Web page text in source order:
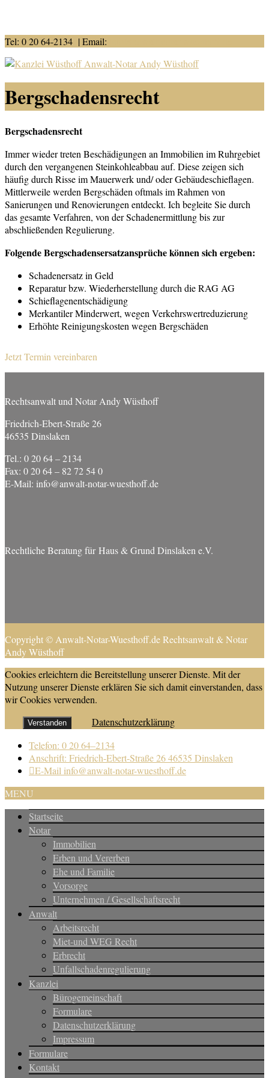
Tel: 0 20 64-2134 | Email:
Bergschadensrecht
Bergschadensrecht
Immer wieder treten Beschädigungen an Immobilien im Ruhrgebiet
durch den vergangenen Steinkohleabbau auf. Diese zeigen sich
häufig durch Risse im Mauerwerk und/ oder Gebäudeschieflagen.
Mittlerweile werden Bergschäden oftmals im Rahmen von
Sanierungen und Renovierungen entdeckt. Ich begleite Sie durch
das gesamte Verfahren, von der Schadenermittlung bis zur
abschließenden Regulierung.
Folgende Bergschadensersatzansprüche können sich ergeben:
Schadenersatz in Geld
Reparatur bzw. Wiederherstellung durch die RAG AG
Schieflagenentschädigung
Merkantiler Minderwert, wegen Verkehrswertreduzierung
Erhöhte Reinigungskosten wegen Bergschäden
Jetzt Termin vereinbaren
Rechtsanwalt und Notar Andy Wüsthoff
Friedrich-Ebert-Straße 26
46535 Dinslaken
Tel.: 0 20 64 – 2134
Fax: 0 20 64 – 82 72 54 0
E-Mail: info@anwalt-notar-wuesthoff.de
Rechtliche Beratung für Haus & Grund Dinslaken e.V.
Copyright © Anwalt-Notar-Wuesthoff.de Rechtsanwalt & Notar
Andy Wüsthoff
Cookies erleichtern die Bereitstellung unserer Dienste. Mit der
Nutzung unserer Dienste erklären Sie sich damit einverstanden, dass
wir Cookies verwenden.
Verstanden
Datenschutzerklärung
Telefon: 0 20 64–2134
Anschrift: Friedrich-Ebert-Straße 26 46535 Dinslaken
E-Mail info@anwalt-notar-wuesthoff.de
MENU
Startseite
Notar
Immobilien
Erben und Vererben
Ehe und Familie
Vorsorge
Unternehmen / Gesellschaftsrecht
Anwalt
Arbeitsrecht
Miet-und WEG Recht
Erbrecht
Unfallschadenregulierung
Kanzlei
Bürogemeinschaft
Formulare
Datenschutzerklärung
Impressum
Formulare
Kontakt